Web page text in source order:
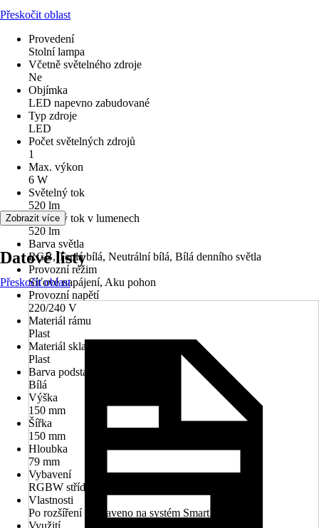
Přeskočit oblast
Provedení
Stolní lampa
Včetně světelného zdroje
Ne
Objímka
LED napevno zabudované
Typ zdroje
LED
Počet světelných zdrojů
1
Max. výkon
6 W
Světelný tok
520 lm
Světelný tok v lumenech
520 lm
Barva světla
RGB, Teplá bílá, Neutrální bílá, Bílá denního světla
Provozní režim
Síťové napájení, Aku pohon
Provozní napětí
220/240 V
Materiál rámu
Plast
Materiál skla/stínidla
Plast
Barva podstavce
Bílá
Výška
150 mm
Šířka
150 mm
Hloubka
79 mm
Vybavení
RGBW střídání barev/bílá
Vlastnosti
Po rozšíření připraveno na systém SmartHome
Využití
Zobrazit více
Datové listy
Přeskočit oblast